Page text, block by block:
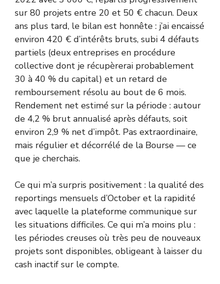
sur 80 projets entre 20 et 50 € chacun. Deux
ans plus tard, le bilan est honnête : j’ai encaissé
environ 420 € d’intérêts bruts, subi 4 défauts
partiels (deux entreprises en procédure
collective dont je récupèrerai probablement
30 à 40 % du capital) et un retard de
remboursement résolu au bout de 6 mois.
Rendement net estimé sur la période : autour
de 4,2 % brut annualisé après défauts, soit
environ 2,9 % net d’impôt. Pas extraordinaire,
mais régulier et décorrélé de la Bourse — ce
que je cherchais.
Ce qui m’a surpris positivement : la qualité des
reportings mensuels d’October et la rapidité
avec laquelle la plateforme communique sur
les situations difficiles. Ce qui m’a moins plu :
les périodes creuses où très peu de nouveaux
projets sont disponibles, obligeant à laisser du
cash inactif sur le compte.